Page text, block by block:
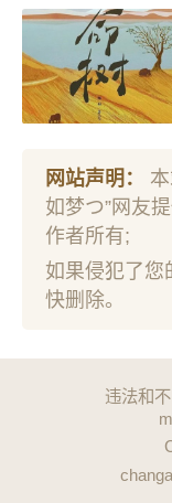
网站声明：
如梦つ”网友
作者所有;
如果侵犯了您
快删除。
违法和